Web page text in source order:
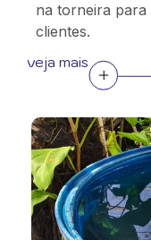
na torneira para
clientes.
veja mais